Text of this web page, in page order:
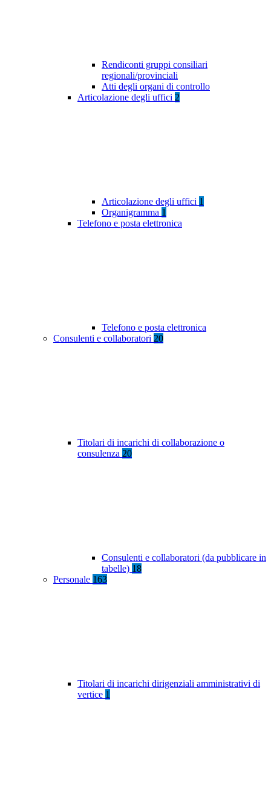
Rendiconti gruppi consiliari
regionali/provinciali
Atti degli organi di controllo
Articolazione degli uffici 2
Articolazione degli uffici 1
Organigramma 1
Telefono e posta elettronica
Telefono e posta elettronica
Consulenti e collaboratori 20
Titolari di incarichi di collaborazione o
consulenza 20
Consulenti e collaboratori (da pubblicare in
tabelle) 18
Personale 163
Titolari di incarichi dirigenziali amministrativi di
vertice 1